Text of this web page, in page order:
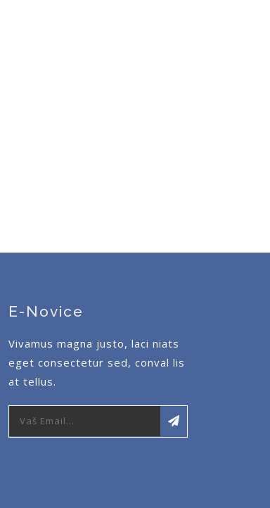
E-Novice
Vivamus magna justo, laci niats
eget consectetur sed, conval lis
at tellus.